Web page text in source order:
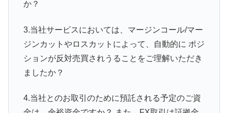
か？
3.当社サービスにおいては、マージンコール/マー
ジンカットやロスカットによって、自動的に ポジ
ションが反対売買されうることをご理解いただき
ましたか？
4.当社とのお取引のために預託される予定のご資